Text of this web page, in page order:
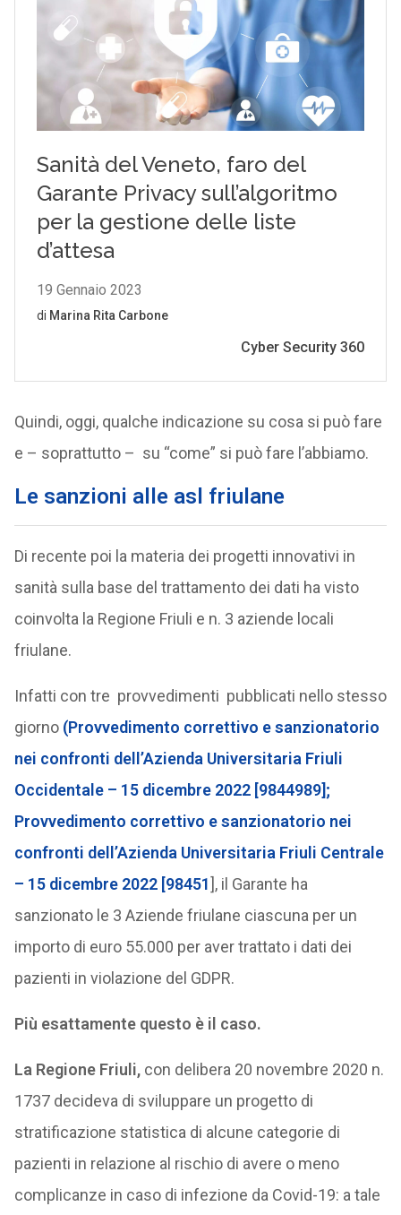
Quindi, oggi, qualche indicazione su cosa si può fare
e – soprattutto – su “come” si può fare l’abbiamo.
Le sanzioni alle asl friulane
Di recente poi la materia dei progetti innovativi in
sanità sulla base del trattamento dei dati ha visto
coinvolta la Regione Friuli e n. 3 aziende locali
friulane.
Infatti con tre provvedimenti pubblicati nello stesso
giorno (Provvedimento correttivo e sanzionatorio
nei confronti dell’Azienda Universitaria Friuli
Occidentale – 15 dicembre 2022 [9844989];
Provvedimento correttivo e sanzionatorio nei
confronti dell’Azienda Universitaria Friuli Centrale
– 15 dicembre 2022 [98451], il Garante ha
sanzionato le 3 Aziende friulane ciascuna per un
importo di euro 55.000 per aver trattato i dati dei
pazienti in violazione del GDPR.
Più esattamente questo è il caso.
La Regione Friuli,con delibera 20 novembre 2020 n.
1737 decideva di sviluppare un progetto di
stratificazione statistica di alcune categorie di
pazienti in relazione al rischio di avere o meno
complicanze in caso di infezione da Covid-19: a tale